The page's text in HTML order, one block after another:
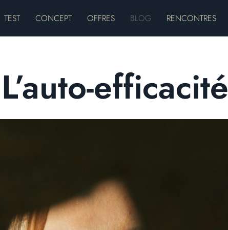
TEST CONCEPT OFFRES BLOG RENCONTRES
L’auto-efficacité